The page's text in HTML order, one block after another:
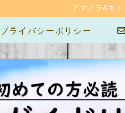
アマプラ&ネト
プライバシーポリシー